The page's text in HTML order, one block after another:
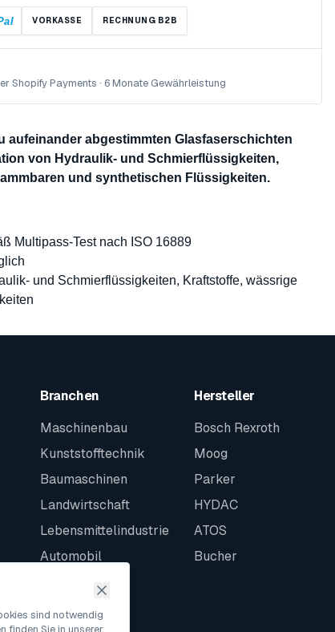
VORKASSE RECHNUNG B2B
Shopify Payments · 6 Monate Gewährleistung
aufeinander abgestimmten Glasfaserschichten
von Hydraulik- und Schmierflüssigkeiten,
und synthetischen Flüssigkeiten.
Multipass-Test nach ISO 16889
und Schmierflüssigkeiten, Kraftstoffe, wässrige
Branchen
Maschinenbau
Kunststofftechnik
Baumaschinen
Landwirtschaft
Lebensmittelindustrie
Automobil
Intralogistik
Hersteller
Bosch Rexroth
Moog
Parker
HYDAC
ATOS
Bucher
sind notwendig
finden Sie in unserer